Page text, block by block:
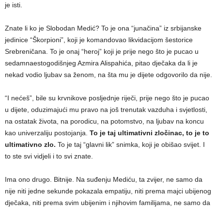
je isti.
Znate li ko je Slobodan Medić? To je ona “junačina” iz srbijanske
jedinice “Škorpioni”, koji je komandovao likvidacijom šestorice
Srebreničana. To je onaj “heroj” koji je prije nego što je pucao u
sedamnaestogodišnjeg Azmira Alispahića, pitao dječaka da li je
nekad vodio ljubav sa ženom, na šta mu je dijete odgovorilo da nije.
“I nećeš”, bile su krvnikove posljednje riječi, prije nego što je pucao
u dijete, oduzimajući mu pravo na još trenutak vazduha i svjetlosti,
na ostatak života, na porodicu, na potomstvo, na ljubav na koncu
kao univerzaliju postojanja. To je taj ultimativni zločinac, to je to
ultimativno zlo. To je taj “glavni lik” snimka, koji je obišao svijet. I
to ste svi vidjeli i to svi znate.
Ima ono drugo. Bitnije. Na suđenju Mediću, ta zvijer, ne samo da
nije niti jedne sekunde pokazala empatiju, niti prema majci ubijenog
dječaka, niti prema svim ubijenim i njihovim familijama, ne samo da